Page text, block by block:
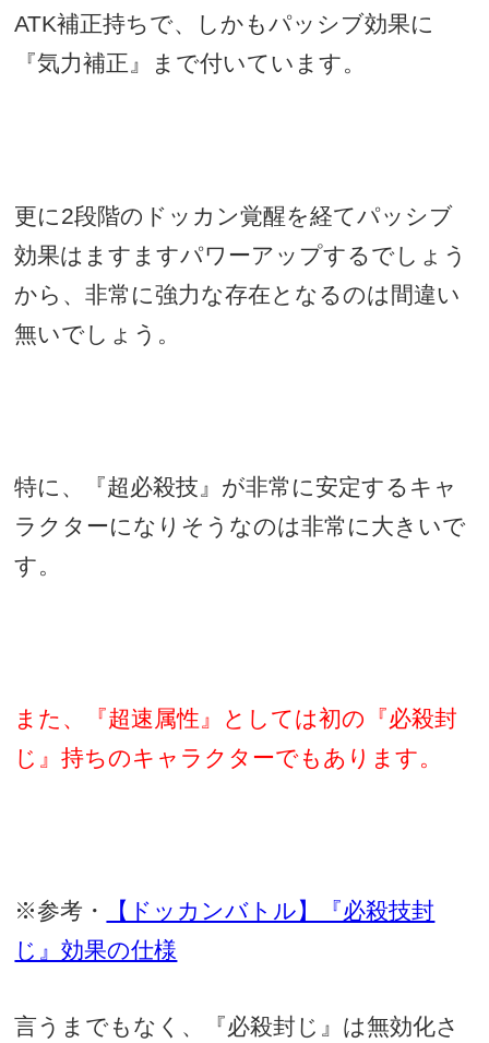
ATK補正持ちで、しかもパッシブ効果に
『気力補正』まで付いています。
更に2段階のドッカン覚醒を経てパッシブ
効果はますますパワーアップするでしょう
から、非常に強力な存在となるのは間違い
無いでしょう。
特に、『超必殺技』が非常に安定するキャ
ラクターになりそうなのは非常に大きいで
す。
また、『超速属性』としては初の『必殺封
じ』持ちのキャラクターでもあります。
※参考・
【ドッカンバトル】『必殺技封
じ』効果の仕様
言うまでもなく、『必殺封じ』は無効化さ